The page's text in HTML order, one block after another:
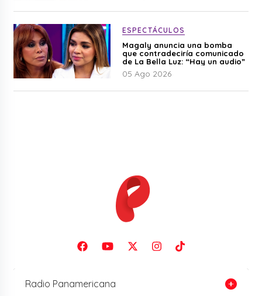
ESPECTÁCULOS
Magaly anuncia una bomba
que contradeciría comunicado
de La Bella Luz: “Hay un audio”
05 Ago 2026
Radio Panamericana